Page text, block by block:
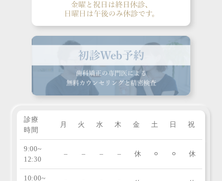
診療
時間
月 火 水 木 金 土 日 祝
9:00~
12:30
– – – – 休 ⚪︎ ⚪︎ 休
10:00~